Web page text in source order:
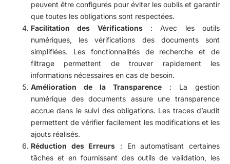
peuvent être configurés pour éviter les oublis et garantir
que toutes les obligations sont respectées.
Facilitation des Vérifications: Avec les outils
numériques, les vérifications des documents sont
simplifiées. Les fonctionnalités de recherche et de
filtrage permettent de trouver rapidement les
informations nécessaires en cas de besoin.
Amélioration de la Transparence : La gestion
numérique des documents assure une transparence
accrue dans le suivi des obligations. Les traces d’audit
permettent de vérifier facilement les modifications et les
ajouts réalisés.
Réduction des Erreurs : En automatisant certaines
tâches et en fournissant des outils de validation, les